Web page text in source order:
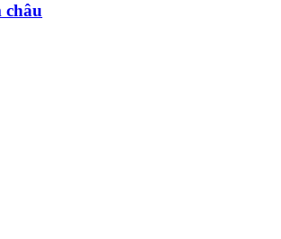
châu